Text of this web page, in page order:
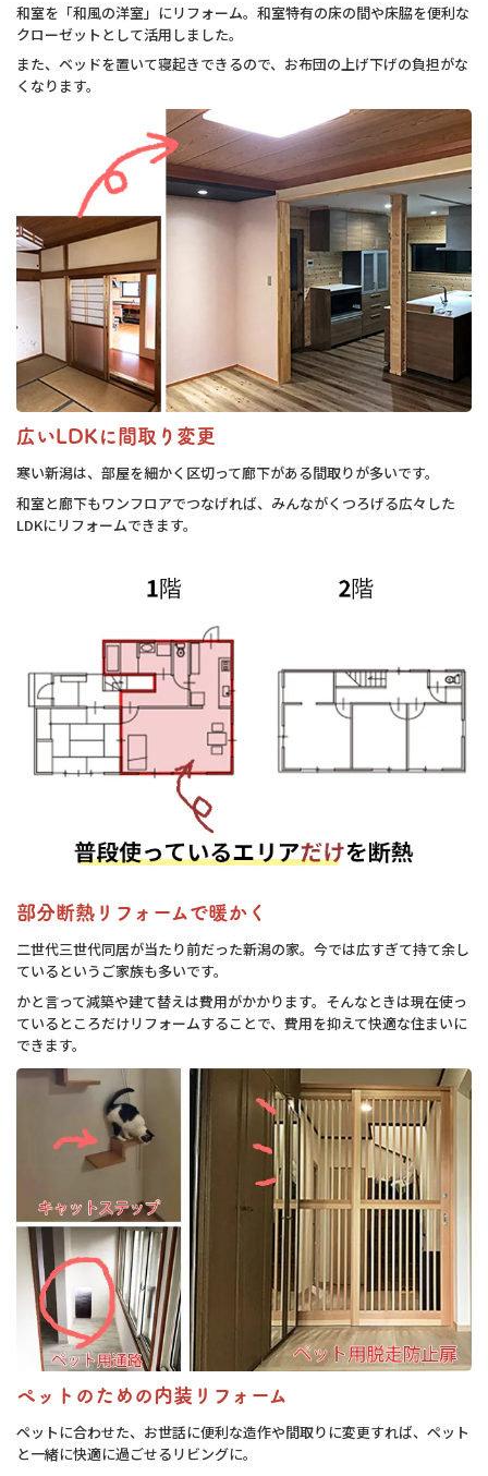
和室を「和風の洋室」にリフォーム。和室特有の床の間や床脇を便利な
クローゼットとして活用しました。
また、ベッドを置いて寝起きできるので、お布団の上げ下げの負担がな
くなります。
広いLDKに間取り変更
寒い新潟は、部屋を細かく区切って廊下がある間取りが多いです。
和室と廊下もワンフロアでつなげれば、みんながくつろげる広々した
LDKにリフォームできます。
部分断熱リフォームで暖かく
二世代三世代同居が当たり前だった新潟の家。今では広すぎて持て余し
ているというご家族も多いです。
かと言って減築や建て替えは費用がかかります。そんなときは現在使っ
ているところだけリフォームすることで、費用を抑えて快適な住まいに
できます。
ペットのための内装リフォーム
ペットに合わせた、お世話に便利な造作や間取りに変更すれば、ペット
と一緒に快適に過ごせるリビングに。